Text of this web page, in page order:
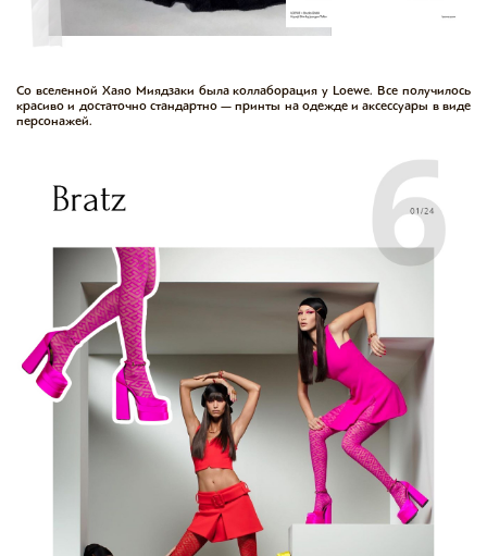
Со вселенной Хаяо Миядзаки была коллаборация у Loewe. Все получилось
красиво и достаточно стандартно — принты на одежде и аксессуары в виде
персонажей.